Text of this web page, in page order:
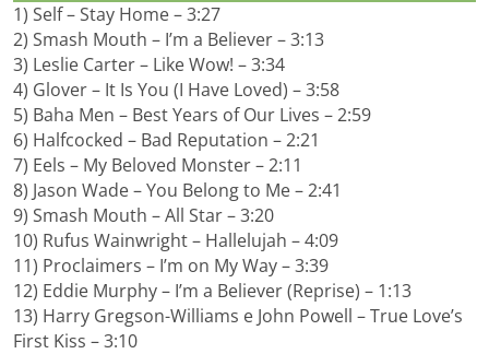
1) Self – Stay Home – 3:27
2) Smash Mouth – I’m a Believer – 3:13
3) Leslie Carter – Like Wow! – 3:34
4) Glover – It Is You (I Have Loved) – 3:58
5) Baha Men – Best Years of Our Lives – 2:59
6) Halfcocked – Bad Reputation – 2:21
7) Eels – My Beloved Monster – 2:11
8) Jason Wade – You Belong to Me – 2:41
9) Smash Mouth – All Star – 3:20
10) Rufus Wainwright – Hallelujah – 4:09
11) Proclaimers – I’m on My Way – 3:39
12) Eddie Murphy – I’m a Believer (Reprise) – 1:13
13) Harry Gregson-Williams e John Powell – True Love’s
First Kiss – 3:10